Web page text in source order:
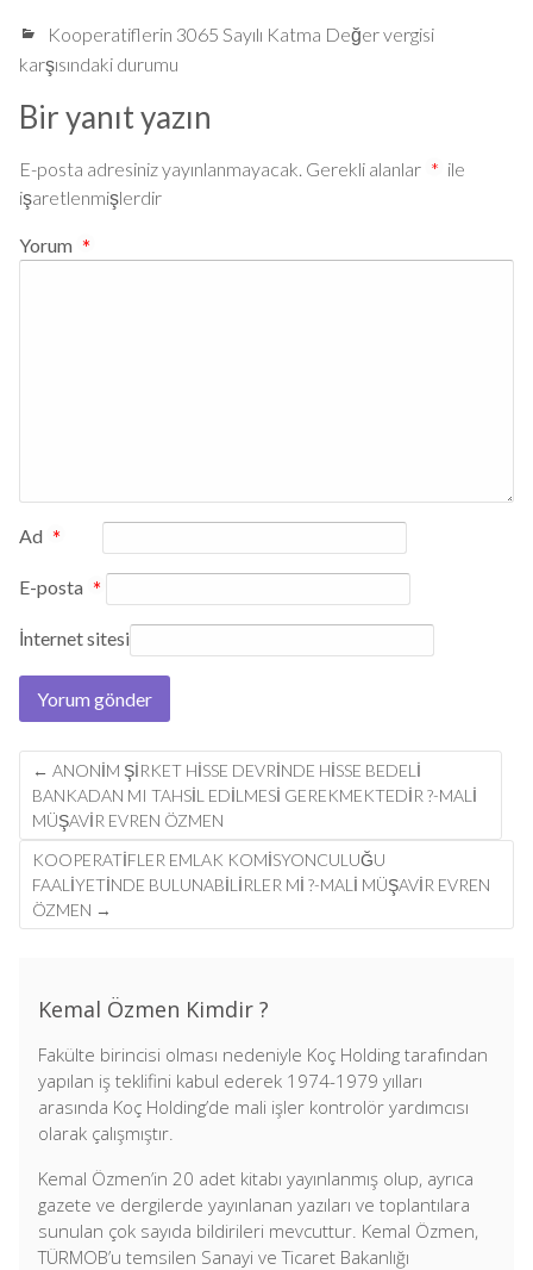
Kooperatiflerin 3065 Sayılı Katma Değer vergisi
karşısındaki durumu
Bir yanıt yazın
E-posta adresiniz yayınlanmayacak. Gerekli alanlar * ile
işaretlenmişlerdir
Yorum *
Ad *
E-posta *
İnternet sitesi
Post
navigation
← ANONIM ŞIRKET HISSE DEVRINDE HISSE BEDELI
BANKADAN MI TAHSIL EDILMESI GEREKMEKTEDIR ?-MALİ
MÜŞAVİR EVREN ÖZMEN
KOOPERATIFLER EMLAK KOMISYONCULUĞU
FAALIYETINDE BULUNABILIRLER MI ?-MALİ MÜŞAVİR EVREN
ÖZMEN →
Kemal Özmen Kimdir ?
Fakülte birincisi olması nedeniyle Koç Holding tarafından
yapılan iş teklifini kabul ederek 1974-1979 yılları
arasında Koç Holding’de mali işler kontrolör yardımcısı
olarak çalışmıştır.
Kemal Özmen’in 20 adet kitabı yayınlanmış olup, ayrıca
gazete ve dergilerde yayınlanan yazıları ve toplantılara
sunulan çok sayıda bildirileri mevcuttur. Kemal Özmen,
TÜRMOB’u temsilen Sanayi ve Ticaret Bakanlığı